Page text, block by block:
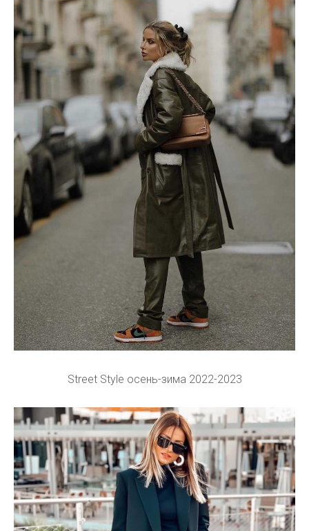
Street Style осень-зима 2022-2023